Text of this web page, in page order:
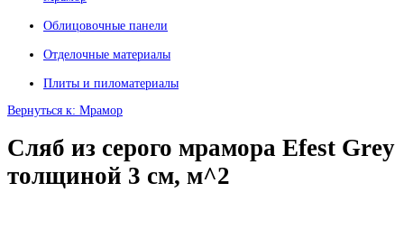
Облицовочные панели
Отделочные материалы
Плиты и пиломатериалы
Вернуться к: Мрамор
Сляб из серого мрамора Efest Grey
толщиной 3 см, м^2